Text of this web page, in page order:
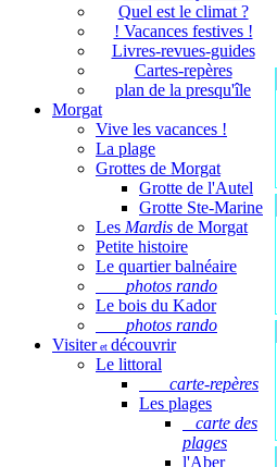
Quel est le climat ?
! Vacances festives !
Livres-revues-guides
Cartes-repères
plan de la presqu'île
Morgat
Vive les vacances !
La plage
Grottes de Morgat
Grotte de l'Autel
Grotte Ste-Marine
Les Mardis de Morgat
Petite histoire
Le quartier balnéaire
photos rando
Le bois du Kador
photos rando
Visiteret découvrir
Le littoral
carte-repères
Les plages
carte des
plages
l'Aber